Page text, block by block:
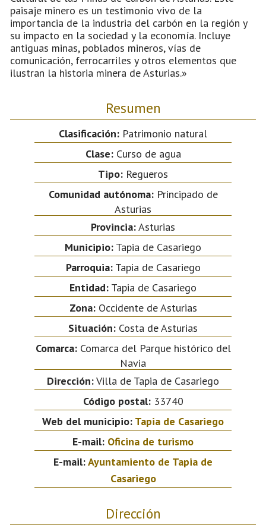
paisaje minero es un testimonio vivo de la
importancia de la industria del carbón en la región y
su impacto en la sociedad y la economía. Incluye
antiguas minas, poblados mineros, vías de
comunicación, ferrocarriles y otros elementos que
ilustran la historia minera de Asturias.»
Resumen
Clasificación: Patrimonio natural
Clase:Curso de agua
Tipo: Regueros
Comunidad autónoma:Principado de
Asturias
Provincia:Asturias
Municipio: Tapia de Casariego
Parroquia:Tapia de Casariego
Entidad: Tapia de Casariego
Zona:Occidente de Asturias
Situación: Costa de Asturias
Comarca:Comarca del Parque histórico del
Navia
Dirección:Villa de Tapia de Casariego
Código postal:33740
Web del municipio: Tapia de Casariego
E-mail: Oficina de turismo
E-mail:Ayuntamiento de Tapia de
Casariego
Dirección